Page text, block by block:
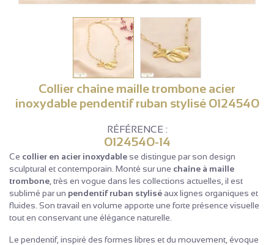
Collier chaîne maille trombone acier
inoxydable pendentif ruban stylisé 0124540
RÉFÉRENCE :
0124540-14
Ce collier en acier inoxydable se distingue par son design
sculptural et contemporain. Monté sur une chaîne à maille
trombone , très en vogue dans les collections actuelles, il est
sublimé par un pendentif ruban stylisé aux lignes organiques et
fluides. Son travail en volume apporte une forte présence visuelle
tout en conservant une élégance naturelle.
Le pendentif, inspiré des formes libres et du mouvement, évoque